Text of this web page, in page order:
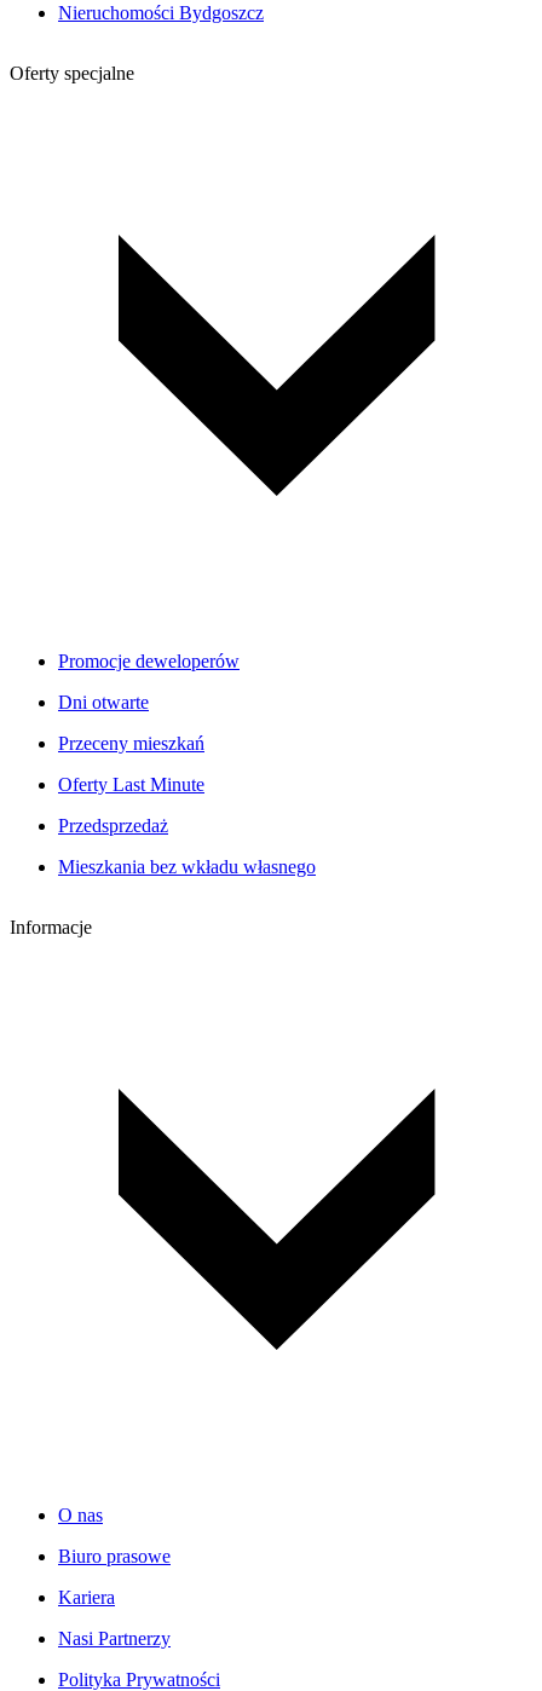
Nieruchomości Bydgoszcz
Oferty specjalne
Promocje deweloperów
Dni otwarte
Przeceny mieszkań
Oferty Last Minute
Przedsprzedaż
Mieszkania bez wkładu własnego
Informacje
O nas
Biuro prasowe
Kariera
Nasi Partnerzy
Polityka Prywatności